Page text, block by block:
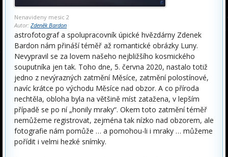
Nenavideny mesic 2
Autor: Zdeněk Bardon
astrofotograf a spolupracovník úpické hvězdárny Zdenek
Bardon nám přináší téměř až romantické obrázky Luny.
Nevypravil se za lovem našeho nejbližšího kosmického
souputníka jen tak. Toho dne, 5. června 2020, nastalo totiž
jedno z nevýrazných zatmění Měsíce, zatmění polostínové,
navíc krátce po východu Měsíce nad obzor. A co příroda
nechtěla, obloha byla na většině míst zatažena, v lepším
případě se po ní „honily mraky“. Okem toto zatmění téměř
nemůžeme registrovat, zejména tak nízko nad obzorem, ale
fotografie nám pomůže … a pomohou-li i mraky … můžeme
pořídit i velmi hezké snímky.